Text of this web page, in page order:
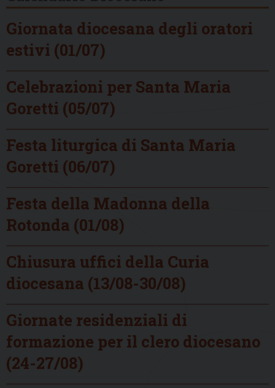
Giornata diocesana degli oratori
estivi (01/07)
Celebrazioni per Santa Maria
Goretti (05/07)
Festa liturgica di Santa Maria
Goretti (06/07)
Festa della Madonna della
Rotonda (01/08)
Chiusura uffici della Curia
diocesana (13/08-30/08)
Giornate residenziali di
formazione per il clero diocesano
(24-27/08)